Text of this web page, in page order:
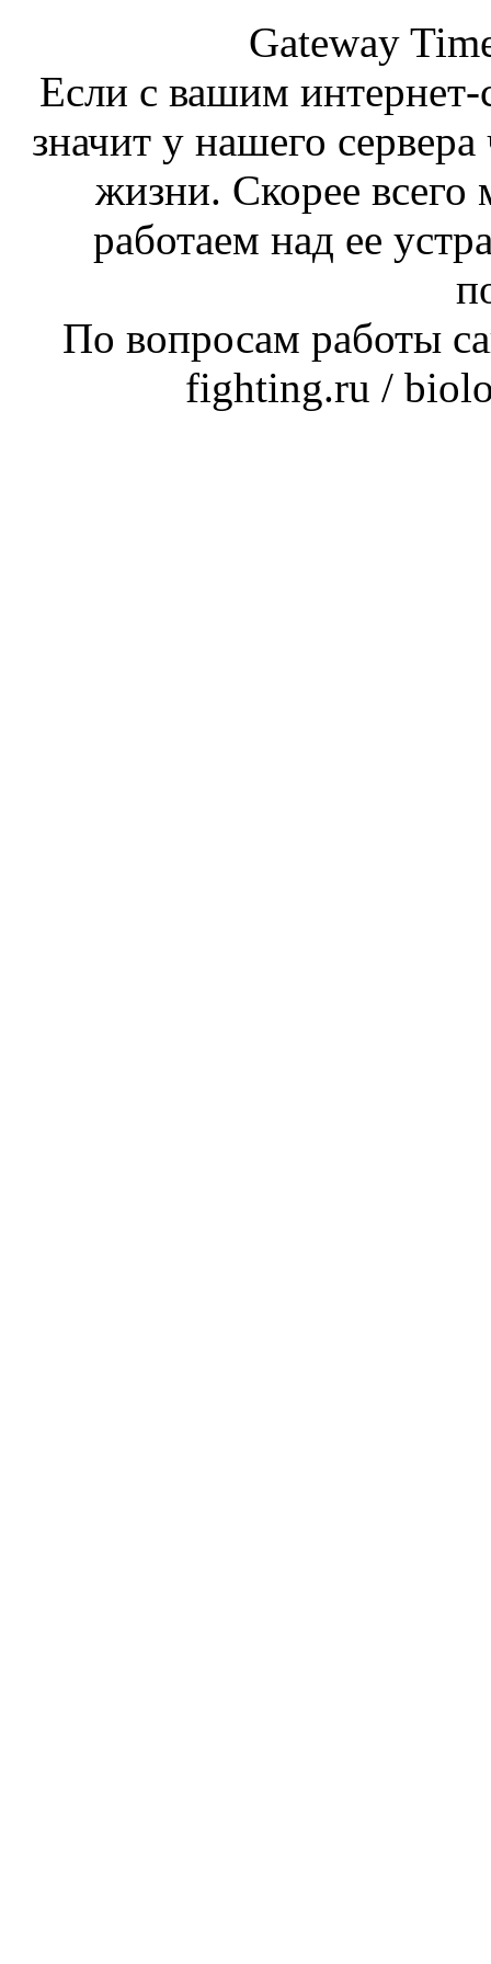
Gateway
Если с вашим интернет-
значит у нашего
жизни. Скорее
работаем над ее
По вопросам работы
fighting.ru /